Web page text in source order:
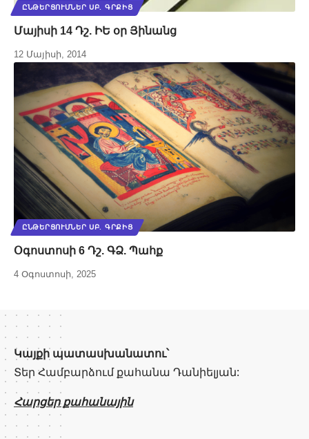
ԸՆԹԵՐՑՈՒՄՆԵՐ ՍԲ. ԳՐՔԻՑ
Մայիսի 14 Դշ. ԻԵ օր Յինանց
12 Մայիսի, 2014
ԸՆԹԵՐՑՈՒՄՆԵՐ ՍԲ. ԳՐՔԻՑ
Օգոստոսի 6 Դշ. ԳՁ. Պահք
4 Օգոստոսի, 2025
Կայքի պատասխանատու՝
Տեր Համբարձում քահանա Դանիելյան:
Հարցեր քահանային